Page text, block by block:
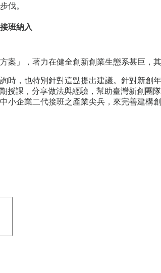
伐。
班納入
案」，著力在健全創新創業生態系甚巨，
時，也特別針對這點提出建議。針對新創
授課，分享做法與經驗，幫助臺灣新創
小企業二代接班之產業尖兵，來完善建構